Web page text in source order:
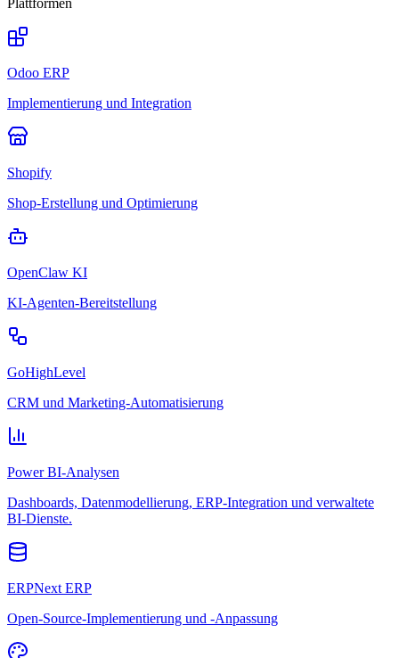
Plattformen
Odoo ERP
Implementierung und Integration
Shopify
Shop-Erstellung und Optimierung
OpenClaw KI
KI-Agenten-Bereitstellung
GoHighLevel
CRM und Marketing-Automatisierung
Power BI-Analysen
Dashboards, Datenmodellierung, ERP-Integration und verwaltete
BI-Dienste.
ERPNext ERP
Open-Source-Implementierung und -Anpassung